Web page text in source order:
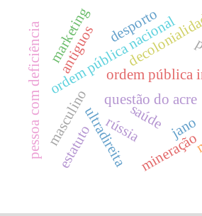
rússia
questão do acre
jano
ordem pública
ordem pública nacional
pessoa com deficiência ultradireita mineração
saúde
antiguos desporto
marketing
estatuto
masculino